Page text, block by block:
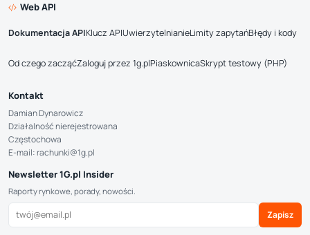
Web API
Dokumentacja APIKlucz APIUwierzytelnianieLimity zapytańBłędy i kody
Od czego zacząćZaloguj przez 1g.plPiaskownicaSkrypt testowy (PHP)
Kontakt
Damian Dynarowicz
Działalność nierejestrowana
Częstochowa
E-mail: rachunki@1g.pl
Newsletter 1G.pl Insider
Raporty rynkowe, porady, nowości.
Zapisz